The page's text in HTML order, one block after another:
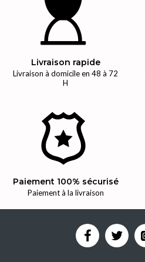
Livraison rapide
Livraison à domicile en 48 à 72
H
Paiement 100% sécurisé
Paiement à la livraison